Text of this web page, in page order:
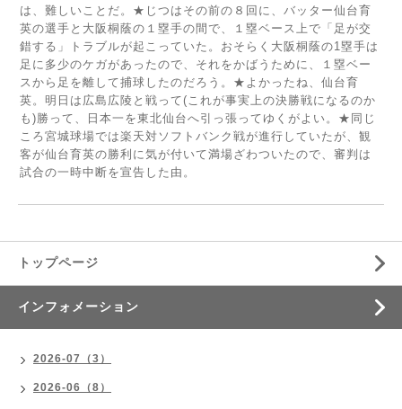
は、難しいことだ。★じつはその前の８回に、バッター仙台育
英の選手と大阪桐蔭の１塁手の間で、１塁ベース上で「足が交
錯する」トラブルが起こっていた。おそらく大阪桐蔭の1塁手は
足に多少のケガがあったので、それをかばうために、１塁ベー
スから足を離して捕球したのだろう。★よかったね、仙台育
英。明日は広島広陵と戦って(これが事実上の決勝戦になるのか
も)勝って、日本一を東北仙台へ引っ張ってゆくがよい。★同じ
ころ宮城球場では楽天対ソフトバンク戦が進行していたが、観
客が仙台育英の勝利に気が付いて満場ざわついたので、審判は
試合の一時中断を宣告した由。
トップページ
インフォメーション
2026-07（3）
2026-06（8）